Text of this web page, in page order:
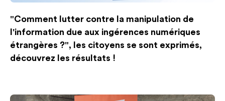
"Comment lutter contre la manipulation de
l'information due aux ingérences numériques
étrangères ?", les citoyens se sont exprimés,
découvrez les résultats !